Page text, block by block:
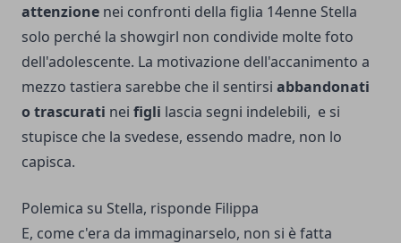
attenzione nei confronti della figlia 14enne Stella
solo perché la showgirl non condivide molte foto
dell'adolescente. La motivazione dell'accanimento a
mezzo tastiera sarebbe che il sentirsi abbandonati
o trascurati nei figli lascia segni indelebili, e si
stupisce che la svedese, essendo madre, non lo
capisca.
Polemica su Stella, risponde Filippa
E, come c'era da immaginarselo, non si è fatta